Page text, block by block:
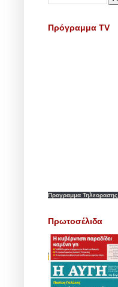
Πρόγραμμα TV
Προγραμμα Τηλεορασης
Πρωτοσέλιδα